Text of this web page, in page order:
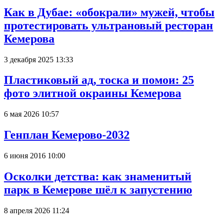
Как в Дубае: «обокрали» мужей, чтобы
протестировать ультрановый ресторан
Кемерова
3 декабря 2025 13:33
Пластиковый ад, тоска и помои: 25
фото элитной окраины Кемерова
6 мая 2026 10:57
Генплан Кемерово-2032
6 июня 2016 10:00
Осколки детства: как знаменитый
парк в Кемерове шёл к запустению
8 апреля 2026 11:24